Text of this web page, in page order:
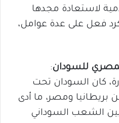
لاستعادة مجدها
فعل على عدة عوامل،
للسودان:
كان السودان تحت
بريطانيا ومصر، ما أدى
بين الشعب السوداني